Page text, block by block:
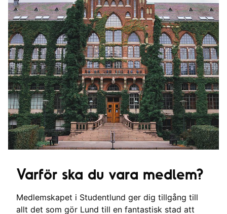
Varför ska du vara medlem?
Medlemskapet i Studentlund ger dig tillgång till
allt det som gör Lund till en fantastisk stad att